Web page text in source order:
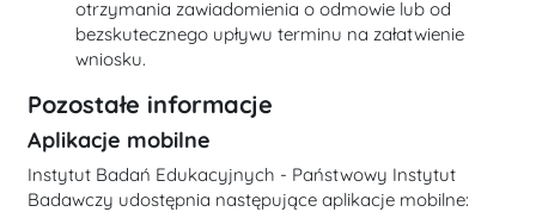
otrzymania zawiadomienia o odmowie lub od
bezskutecznego upływu terminu na załatwienie
wniosku.
Pozostałe informacje
Aplikacje mobilne
Instytut Badań Edukacyjnych - Państwowy Instytut
Badawczy udostępnia następujące aplikacje mobilne: